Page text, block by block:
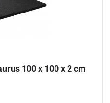
100 x 100 x 2 cm